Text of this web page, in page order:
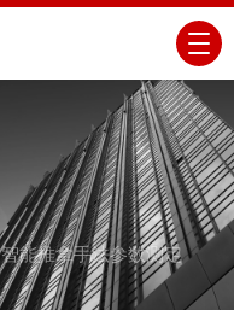
智能推拿手法参数测定